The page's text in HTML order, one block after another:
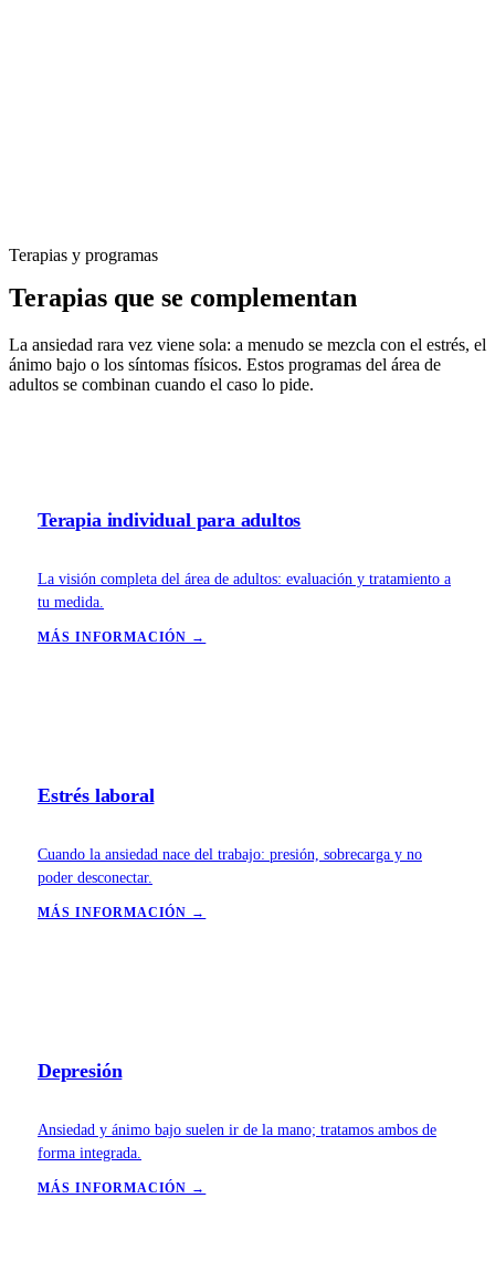
Terapias y programas
Terapias que se complementan
La ansiedad rara vez viene sola: a menudo se mezcla con el estrés, el
ánimo bajo o los síntomas físicos. Estos programas del área de
adultos se combinan cuando el caso lo pide.
Terapia individual para adultos
La visión completa del área de adultos: evaluación y tratamiento a
tu medida.
MÁS INFORMACIÓN →
Estrés laboral
Cuando la ansiedad nace del trabajo: presión, sobrecarga y no
poder desconectar.
MÁS INFORMACIÓN →
Depresión
Ansiedad y ánimo bajo suelen ir de la mano; tratamos ambos de
forma integrada.
MÁS INFORMACIÓN →